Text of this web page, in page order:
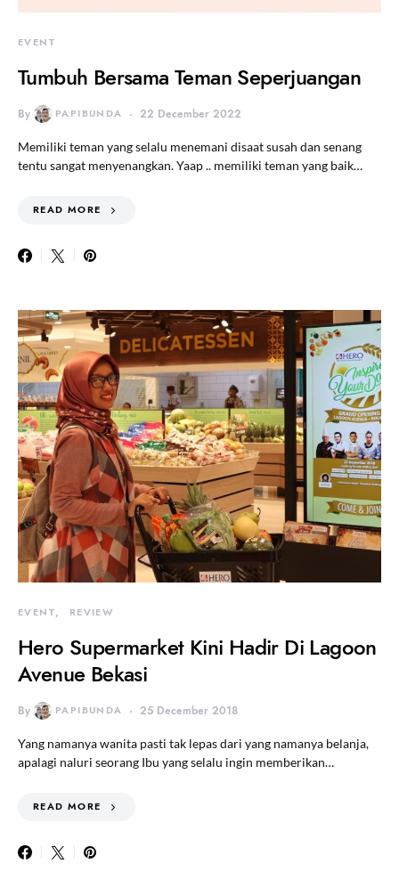
EVENT
Tumbuh Bersama Teman Seperjuangan
By PAPIBUNDA 22 December 2022
Memiliki teman yang selalu menemani disaat susah dan senang
tentu sangat menyenangkan. Yaap .. memiliki teman yang baik…
READ MORE
EVENT REVIEW
Hero Supermarket Kini Hadir Di Lagoon
Avenue Bekasi
By PAPIBUNDA 25 December 2018
Yang namanya wanita pasti tak lepas dari yang namanya belanja,
apalagi naluri seorang Ibu yang selalu ingin memberikan…
READ MORE